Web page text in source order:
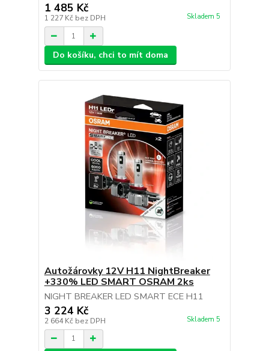
1 485 Kč
1 227 Kč bez DPH Skladem 5
Do košíku, chci to mít doma
Autožárovky 12V H11 NightBreaker
+330% LED SMART OSRAM 2ks
NIGHT BREAKER LED SMART ECE H11
3 224 Kč
2 664 Kč bez DPH Skladem 5